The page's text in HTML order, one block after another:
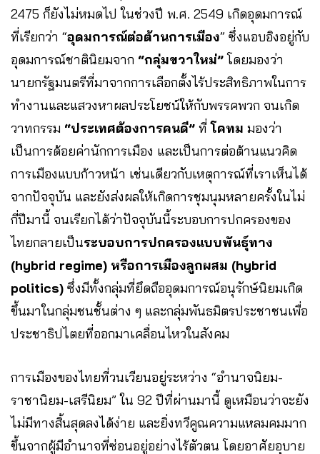
2475 ก็ยังไม่หมดไป ในช่วงปี พ.ศ. 2549 เกิดอุดมการณ์
ที่เรียกว่า “อุดมการณ์ต่อต้านการเมือง” ซึ่งแอบอิงอยู่กับ
อุดมการณ์ชาตินิยมจาก “กลุ่มขวาใหม่”โดยมองว่า
นายกรัฐมนตรีที่มาจากการเลือกตั้งไร้ประสิทธิภาพในการ
ทำงานและแสวงหาผลประโยชน์ให้กับพรรคพวก จนเกิด
วาทกรรม “ประเทศต้องการคนดี” ที่โคทม มองว่า
เป็นการด้อยค่านักการเมือง และเป็นการต่อต้านแนวคิด
การเมืองแบบก้าวหน้า เช่นเดียวกับเหตุการณ์ที่เราเห็นได้
จากปัจจุบัน และยังส่งผลให้เกิดการชุมนุมหลายครั้งในไม่
กี่ปีมานี้ จนเรียกได้ว่าปัจจุบันนี้ระบอบการปกครองของ
ไทยกลายเป็นระบอบการปกครองแบบพันธุ์ทาง
(hybrid regime) หรือการเมืองลูกผสม (hybrid
politics) ซึ่งมีทั้งกลุ่มที่ยึดถืออุดมการณ์อนุรักษ์นิยมเกิด
ขึ้นมาในกลุ่มชนชั้นต่าง ๆ และกลุ่มพันธมิตรประชาชนเพื่อ
ประชาธิปไตยที่ออกมาเคลื่อนไหวในสังคม
การเมืองของไทยที่วนเวียนอยู่ระหว่าง “อำนาจนิยม-
ราชานิยม-เสรีนิยม” ใน 92 ปีที่ผ่านมานี้ ดูเหมือนว่าจะยัง
ไม่มีทางสิ้นสุดลงได้ง่าย และยิ่งทวีคูณความแหลมคมมาก
ขึ้นจากผู้มีอำนาจที่ซ่อนอยู่อย่างไร้ตัวตน โดยอาศัยอุบาย